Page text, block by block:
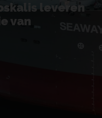
leveren
van